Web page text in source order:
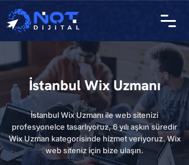
İstanbul Wix Uzmanı
İstanbul Wix Uzmanı ile web sitenizi
profesyonelce tasarlıyoruz, 6 yılı aşkın süredir
Wix Uzman kategorisinde hizmet veriyoruz. Wix
web siteniz için bize ulaşın.